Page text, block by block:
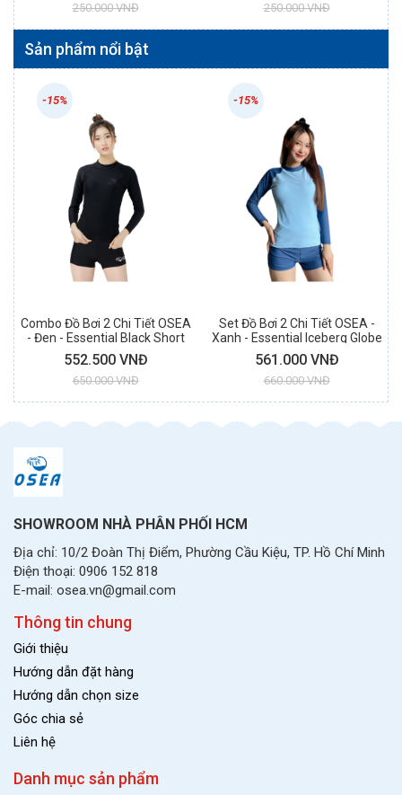
250.000 VNĐ 250.000 VNĐ
Sản phẩm nổi bật
Combo Đồ Bơi 2 Chi Tiết OSEA
- Đen - Essential Black Short
Combo
552.500 VNĐ
650.000 VNĐ
-15%
Set Đồ Bơi 2 Chi Tiết OSEA -
Xanh - Essential Iceberg Globe
Slim Rashguard Short Set
561.000 VNĐ
660.000 VNĐ
-15%
SHOWROOM NHÀ PHÂN PHỐI HCM
Địa chỉ: 10/2 Đoàn Thị Điểm, Phường Cầu Kiệu, TP. Hồ Chí Minh
Điện thoại: 0906 152 818
E-mail: osea.vn@gmail.com
Thông tin chung
Giới thiệu
Hướng dẫn đặt hàng
Hướng dẫn chọn size
Góc chia sẻ
Liên hệ
Danh mục sản phẩm